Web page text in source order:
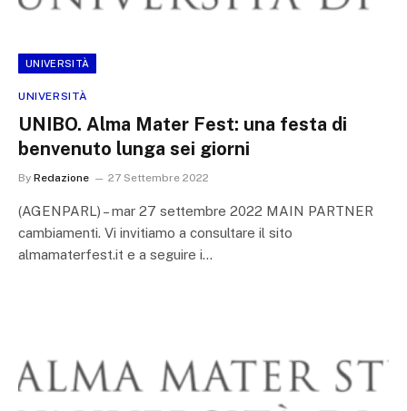
UNIVERSITÀ
UNIVERSITÀ
UNIBO. Alma Mater Fest: una festa di
benvenuto lunga sei giorni
By Redazione 27 Settembre 2022
(AGENPARL) – mar 27 settembre 2022 MAIN PARTNER
cambiamenti. Vi invitiamo a consultare il sito
almamaterfest.it e a seguire i…